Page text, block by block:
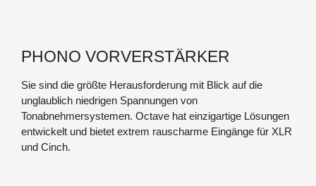
PHONO VORVERSTÄRKER
Sie sind die größte Herausforderung mit Blick auf die
unglaublich niedrigen Spannungen von
Tonabnehmersystemen. Octave hat einzigartige Lösungen
entwickelt und bietet extrem rauscharme Eingänge für XLR
und Cinch.